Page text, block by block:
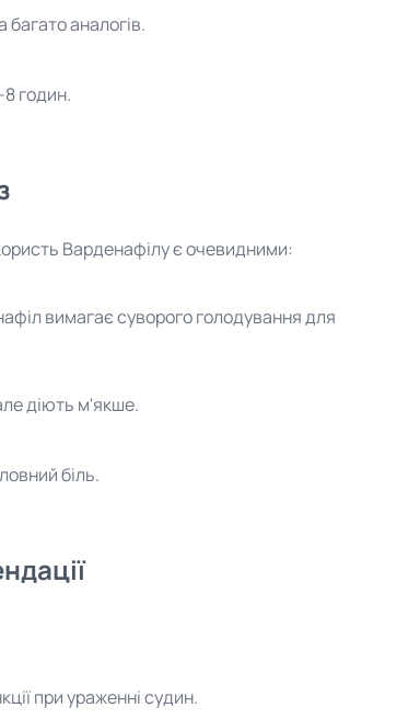
аналогів.
годин.
Варденафілу є очевидними:
вимагає суворого голодування для
діють м'якше.
біль.
при ураженні судин.